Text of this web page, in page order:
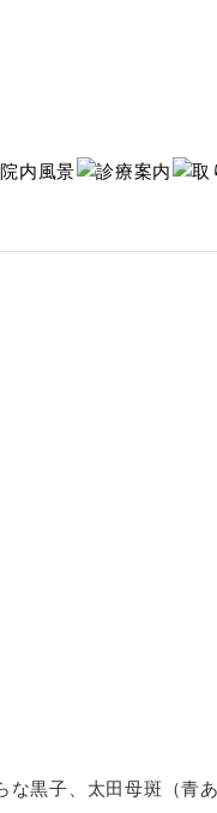
黒子、太田母斑（青